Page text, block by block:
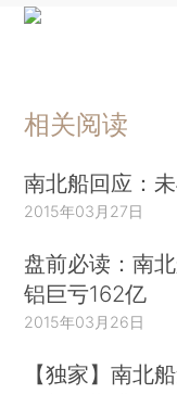
相关阅读
南北船回应：
2015年03月27日
盘前必读：南
铝巨亏162亿
2015年03月26日
【独家】南北